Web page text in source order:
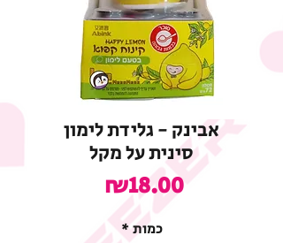
אבינק - גלידת לימון
סינית על מקל
₪18.00
כמות *